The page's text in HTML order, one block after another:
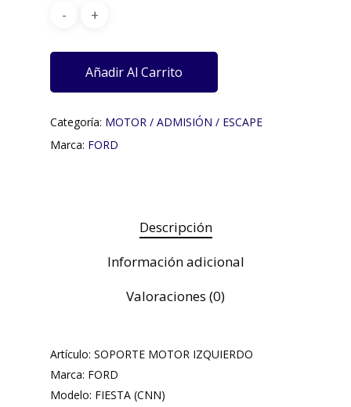
Añadir Al Carrito
Categoría: MOTOR / ADMISIÓN / ESCAPE
Marca: FORD
Descripción
Información adicional
Valoraciones (0)
Artículo: SOPORTE MOTOR IZQUIERDO
Marca: FORD
Modelo: FIESTA (CNN)